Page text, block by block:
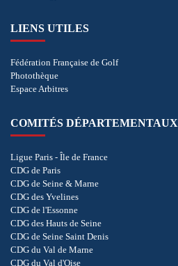
LIENS UTILES
Fédération Française de Golf
Photothèque
Espace Arbitres
COMITÉS DÉPARTEMENTAUX
Ligue Paris - Île de France
CDG de Paris
CDG de Seine & Marne
CDG des Yvelines
CDG de l'Essonne
CDG des Hauts de Seine
CDG de Seine Saint Denis
CDG du Val de Marne
CDG du Val d'Oise